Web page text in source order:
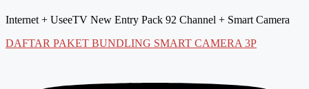
Internet + UseeTV New Entry Pack 92 Channel + Smart Camera
DAFTAR PAKET BUNDLING SMART CAMERA 3P